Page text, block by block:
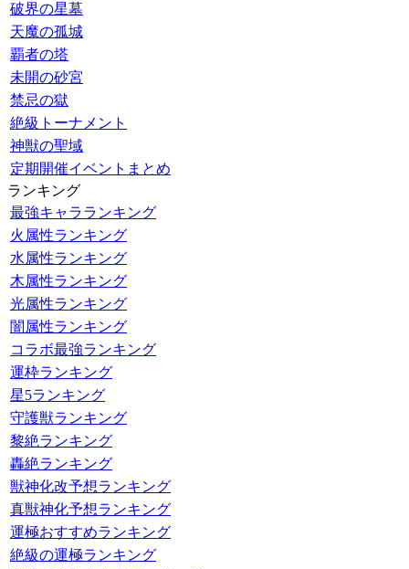
破界の星墓
天魔の孤城
覇者の塔
未開の砂宮
禁忌の獄
絶級トーナメント
神獣の聖域
定期開催イベントまとめ
ランキング
最強キャラランキング
火属性ランキング
水属性ランキング
木属性ランキング
光属性ランキング
闇属性ランキング
コラボ最強ランキング
運枠ランキング
星5ランキング
守護獣ランキング
黎絶ランキング
轟絶ランキング
獣神化改予想ランキング
真獣神化予想ランキング
運極おすすめランキング
絶級の運極ランキング